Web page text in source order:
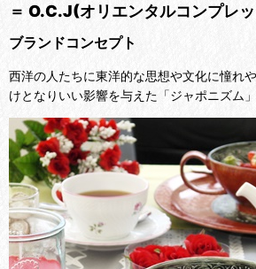
＝ O.C.J(オリエンタルコンプレ
ブランドコンセプト
西洋の人たちに東洋的な思想や文化に憧れ
けとなりいい影響を与えた「ジャポニズム」